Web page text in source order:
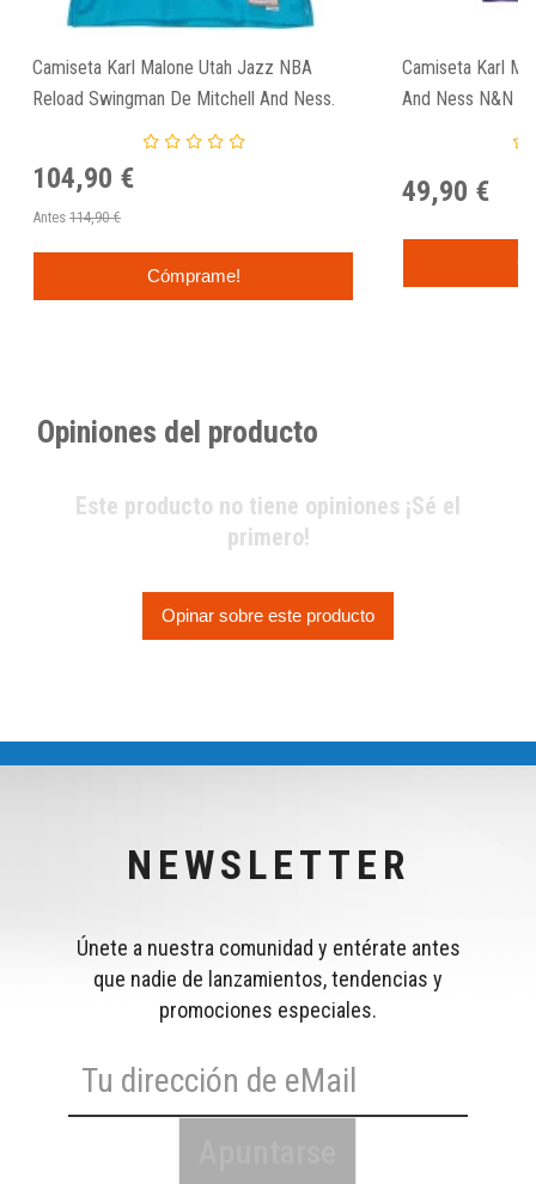
Camiseta Karl Malone Utah Jazz NBA
Reload Swingman De Mitchell And Ness.
104,90 €
Antes 114,90 €
Cómprame!
Camiseta Karl
And Ness N&N
49,90 €
Opiniones del producto
Este producto no tiene opiniones ¡Sé el
primero!
Opinar sobre este producto
NEWSLETTER
Únete a nuestra comunidad y entérate antes
que nadie de lanzamientos, tendencias y
promociones especiales.